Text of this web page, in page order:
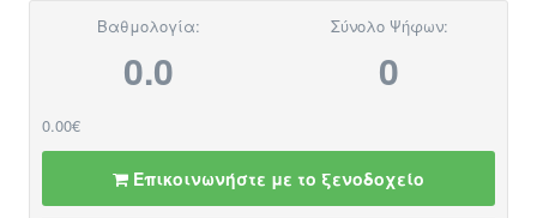
Βαθμολογία:
0.0
Σύνολο Ψήφων:
0
0.00€
Επικοινωνήστε με το ξενοδοχείο